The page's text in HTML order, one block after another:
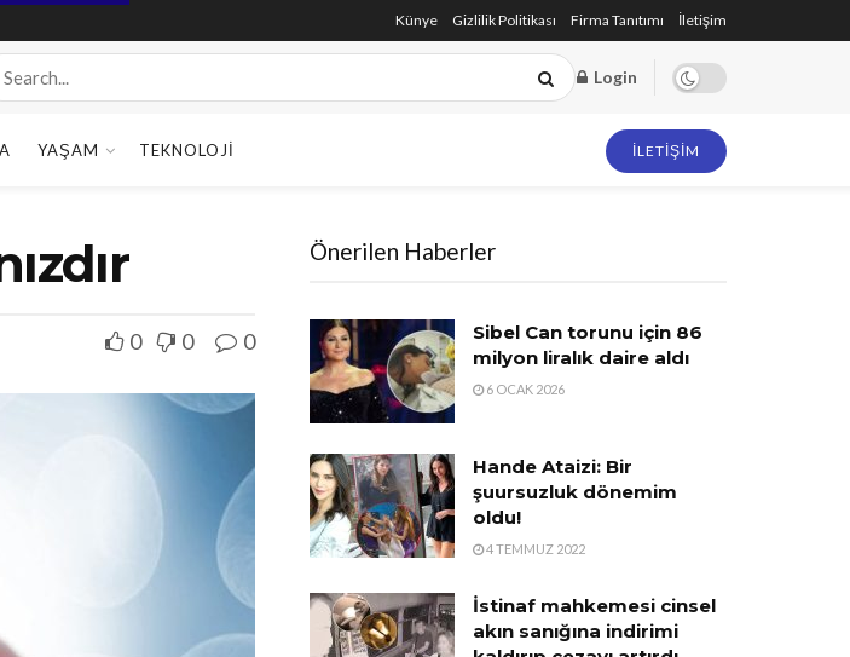
Künye Gizlilik Politikası Firma Tanıtımı İletişim
Login
YAŞAM TEKNOLOJI İLETIŞIM
0 0 0
Önerilen Haberler
Sibel Can torunu için 86
milyon liralık daire aldı
6 OCAK 2026
Hande Ataizi: Bir
şuursuzluk dönemim
oldu!
4 TEMMUZ 2022
İstinaf mahkemesi cinsel
akın sanığına indirimi